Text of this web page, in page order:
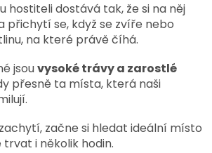
hostiteli dostává tak, že si na něj
přichytí se, když se zvíře nebo
na které právě číhá.
jsouvysoké trávy a zarostlé
přesně ta místa, která naši
začne si hledat ideální místo
trvat i několik hodin.